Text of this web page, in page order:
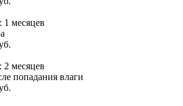
1 месяцев
2 месяцев
попадания влаги